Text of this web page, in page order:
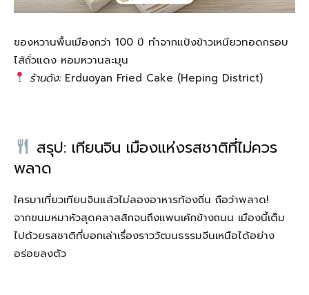
ของหวานพื้นเมืองกว่า 100 ปี ทำจากแป้งข้าวเหนียวทอดกรอบ
ไส้ถั่วแดง หอมหวานละมุน
ร้านดัง:Erduoyan Fried Cake (Heping District)
สรุป: เทียนจิน เมืองแห่งรสชาติที่ไม่ควร
พลาด
ใครมาเที่ยวเทียนจินแล้วไม่ลองอาหารท้องถิ่น ถือว่าพลาด!
จากขนมหมาหัวสุดคลาสสิกจนถึงแพนเค้กข้างถนน เมืองนี้เต็ม
ไปด้วยรสชาติที่บอกเล่าเรื่องราววัฒนธรรมจีนเหนือได้อย่าง
อร่อยลงตัว